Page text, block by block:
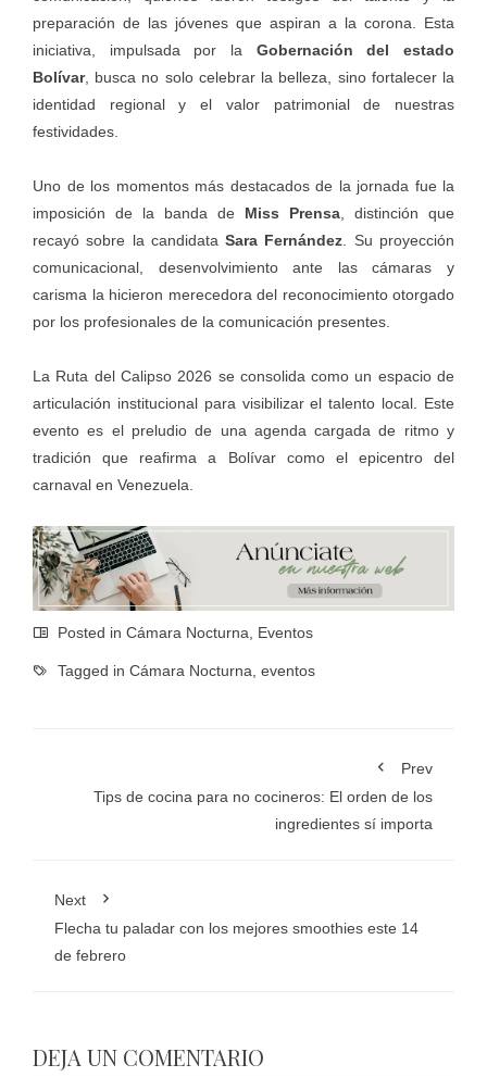
preparación de las jóvenes que aspiran a la corona. Esta
iniciativa, impulsada por la Gobernación del estado
Bolívar, busca no solo celebrar la belleza, sino fortalecer la
identidad regional y el valor patrimonial de nuestras
festividades.
Uno de los momentos más destacados de la jornada fue la
imposición de la banda de Miss Prensa , distinción que
recayó sobre la candidataSara Fernández . Su proyección
comunicacional, desenvolvimiento ante las cámaras y
carisma la hicieron merecedora del reconocimiento otorgado
por los profesionales de la comunicación presentes.
La Ruta del Calipso 2026 se consolida como un espacio de
articulación institucional para visibilizar el talento local. Este
evento es el preludio de una agenda cargada de ritmo y
tradición que reafirma a Bolívar como el epicentro del
carnaval en Venezuela.
Posted in Cámara Nocturna Eventos
Tagged in Cámara Nocturna eventos
Prev
Tips de cocina para no cocineros: El orden de los
ingredientes sí importa
Next
Flecha tu paladar con los mejores smoothies este 14
de febrero
DEJA UN COMENTARIO